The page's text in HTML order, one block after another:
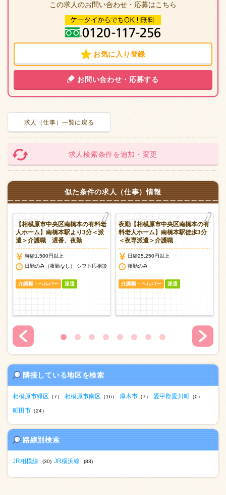
この求人のお問い合わせ・応募はこちら
お気に入り登録
お問い合わせ・応募する
求人（仕事）一覧に戻る
求人検索条件を追加・変更
似た条件の求人（仕事）情報
【相模原市中央区南橋本の有料老
人ホーム】南橋本駅より3分＜派
遣＞介護職 遅番、夜勤
時給1,500円以上
日勤のみ（夜勤なし） シフト応相談
介護職・ヘルパー 派遣
夜勤【相模原市中央区南橋本の有
料老人ホーム】南橋本駅徒歩3分
＜夜専派遣＞介護職
日給25,250円以上
夜勤のみ
介護職・ヘルパー 派遣
隣接している地区を検索
相模原市緑区 （7） 相模原市南区 （16） 厚木市 （7） 愛甲郡愛川町 （0）
町田市 （24）
路線別検索
JR相模線 (30) JR横浜線 (83)